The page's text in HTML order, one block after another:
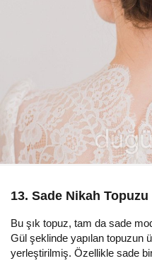
13. Sade Nikah Topuzu
Bu şık topuz, tam da sade
Gül şeklinde yapılan topuzun
yerleştirilmiş. Özellikle sade